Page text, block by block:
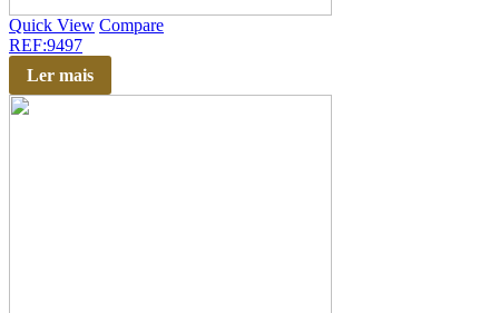
Quick View Compare
REF:9497
Ler mais